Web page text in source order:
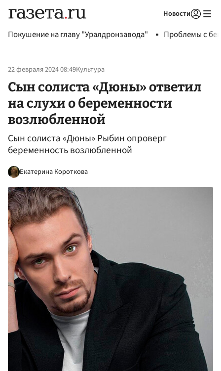
Новости
Покушение на главу "Уралдронзавода" Проблемы с
22 февраля 2024 08:49Культура
Сын солиста «Дюны» ответил
на слухи о беременности
возлюбленной
Сын солиста «Дюны» Рыбин опроверг
беременность возлюбленной
Екатерина Короткова